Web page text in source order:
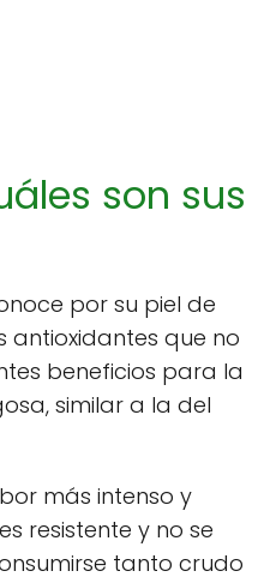
son sus
por su piel de
antioxidantes que no
beneficios para la
similar a la del
más intenso y
resistente y no se
tanto crudo